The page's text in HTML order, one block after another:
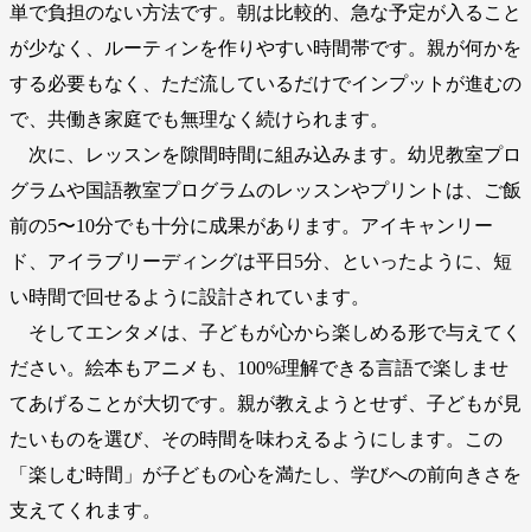
単で負担のない方法です。朝は比較的、急な予定が入ること
が少なく、ルーティンを作りやすい時間帯です。親が何かを
する必要もなく、ただ流しているだけでインプットが進むの
で、共働き家庭でも無理なく続けられます。
次に、レッスンを隙間時間に組み込みます。幼児教室プロ
グラムや国語教室プログラムのレッスンやプリントは、ご飯
前の5〜10分でも十分に成果があります。アイキャンリー
ド、アイラブリーディングは平日5分、といったように、短
い時間で回せるように設計されています。
そしてエンタメは、子どもが心から楽しめる形で与えてく
ださい。絵本もアニメも、100%理解できる言語で楽しませ
てあげることが大切です。親が教えようとせず、子どもが見
たいものを選び、その時間を味わえるようにします。この
「楽しむ時間」が子どもの心を満たし、学びへの前向きさを
支えてくれます。